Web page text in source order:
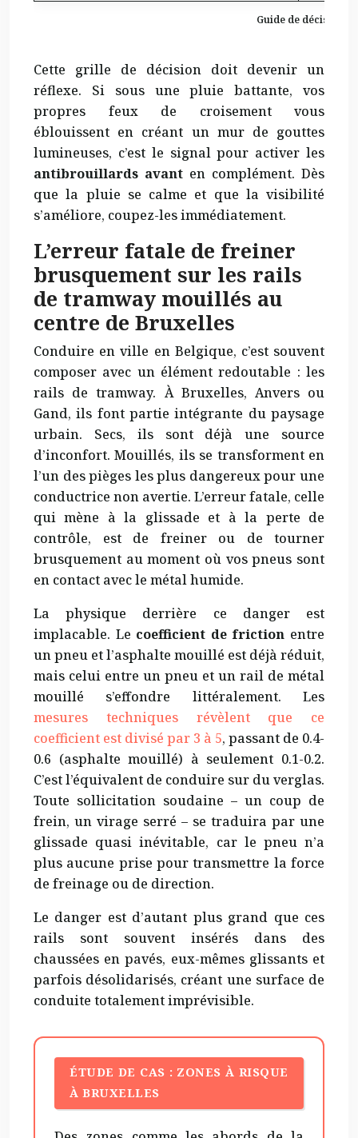
Guide de décision
Cette grille de décision doit devenir un
réflexe. Si sous une pluie battante, vos
propres feux de croisement vous
éblouissent en créant un mur de gouttes
lumineuses, c’est le signal pour activer les
antibrouillards avant en complément. Dès
que la pluie se calme et que la visibilité
s’améliore, coupez-les immédiatement.
L’erreur fatale de freiner
brusquement sur les rails
de tramway mouillés au
centre de Bruxelles
Conduire en ville en Belgique, c’est souvent
composer avec un élément redoutable : les
rails de tramway. À Bruxelles, Anvers ou
Gand, ils font partie intégrante du paysage
urbain. Secs, ils sont déjà une source
d’inconfort. Mouillés, ils se transforment en
l’un des pièges les plus dangereux pour une
conductrice non avertie. L’erreur fatale, celle
qui mène à la glissade et à la perte de
contrôle, est de freiner ou de tourner
brusquement au moment où vos pneus sont
en contact avec le métal humide.
La physique derrière ce danger est
implacable. Le coefficient de friction entre
un pneu et l’asphalte mouillé est déjà réduit,
mais celui entre un pneu et un rail de métal
mouillé s’effondre littéralement. Les
mesures techniques révèlent que ce
coefficient est divisé par 3 à 5, passant de 0.4-
0.6 (asphalte mouillé) à seulement 0.1-0.2.
C’est l’équivalent de conduire sur du verglas.
Toute sollicitation soudaine – un coup de
frein, un virage serré – se traduira par une
glissade quasi inévitable, car le pneu n’a
plus aucune prise pour transmettre la force
de freinage ou de direction.
Le danger est d’autant plus grand que ces
rails sont souvent insérés dans des
chaussées en pavés, eux-mêmes glissants et
parfois désolidarisés, créant une surface de
conduite totalement imprévisible.
ÉTUDE DE CAS : ZONES À RISQUE
À BRUXELLES